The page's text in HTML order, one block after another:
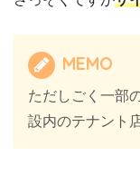
MEMO
ただしごく一部
設内のテナント